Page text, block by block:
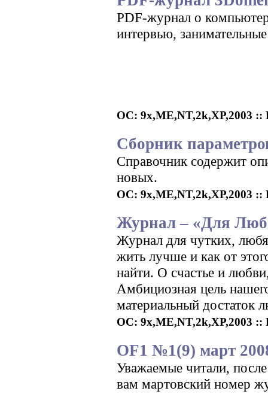
PDF-журнал о
интервью,
ОС: 9x,ME,NT,2k,XP,2003 ::
Сборник
Справочник содержит
новых.
ОС: 9x,ME,NT,2k,XP,2003 ::
Журнал – «Для
Журнал для чутких,
жить лучше и как от
найти. О счастье и
Амбициозная цель
материальный достаток
ОС: 9x,ME,NT,2k,XP,2003 ::
OF1 №1(9) март
Уважаемые читали,
вам мартовский номер